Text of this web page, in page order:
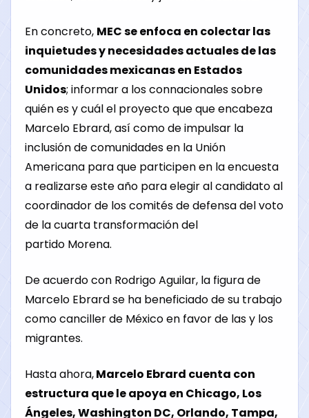
En concreto, MEC se enfoca en colectar las
inquietudes y necesidades actuales de las
comunidades mexicanas en Estados
Unidos; informar a los connacionales sobre
quién es y cuál el proyecto que que encabeza
Marcelo Ebrard, así como de impulsar la
inclusión de comunidades en la Unión
Americana para que participen en la encuesta
a realizarse este año para elegir al candidato al
coordinador de los comités de defensa del voto
de la cuarta transformación del
partido Morena.
De acuerdo con Rodrigo Aguilar, la figura de
Marcelo Ebrard se ha beneficiado de su trabajo
como canciller de México en favor de las y los
migrantes.
Hasta ahora,Marcelo Ebrard cuenta con
estructura que le apoya en Chicago, Los
Ángeles, Washington DC, Orlando, Tampa,